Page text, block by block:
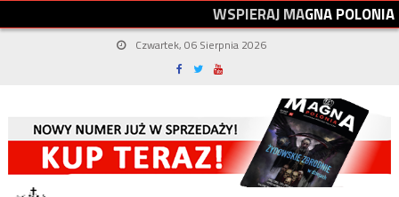
WSPIERAJMAGNAPOLONIA
Czwartek, 06 Sierpnia 2026